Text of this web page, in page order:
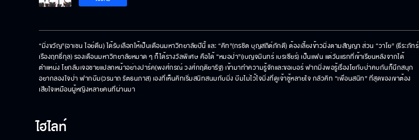
“มิ่งขวัญ”(อาเชน ไอย์ดึน) ได้รับเลือกให้เป็นเดือนมหาวิทยาลัยปีนี้ และ “คิท”(กรชิต บุญสถิต์ภักดี) ต้องเลี้ยงข้าวมิ่งตามสัญญา ส่วน “วาโย” (ธีระภัทร์
เรืองฤทธิ์กุล) รองเดือนมหาวิทยาลัยหมาด ๆ ก็ได้รางวัลพิเศษ คือได้ “หมอป่า”(เบญจมินทร์ เบรเซียร์) เป็นแฟน แต่วันแรกที่เข้าเรียนหลังจากได้
ตำแหน่ง โยกลับเจอชายแปลกหน้าอย่างปาร์ค(พงศ์กรณ์ วงศ์กฤติยารัฐ) เข้ามาทำความรู้จักและขอเบอร์ ฟากมิ่งพอรู้เรื่องโยกับป่าคบกันก็นึกสนุก
อยากลองใจป่า ฟากบีม(วรนาถ รัตธนภาส) เองที่เห็นคิทเริ่มสนิทสนมกับมิ่ง บีมไม่ไว้ใจมิ่งที่ดูเจ้าชู้หลายใจ กลัวคิท “เพื่อนสนิท” ที่สุดของเขาต้อง
เสียใจเหมือนผู้หญิงหลายคนที่ผ่านมา
ไฮไลท์